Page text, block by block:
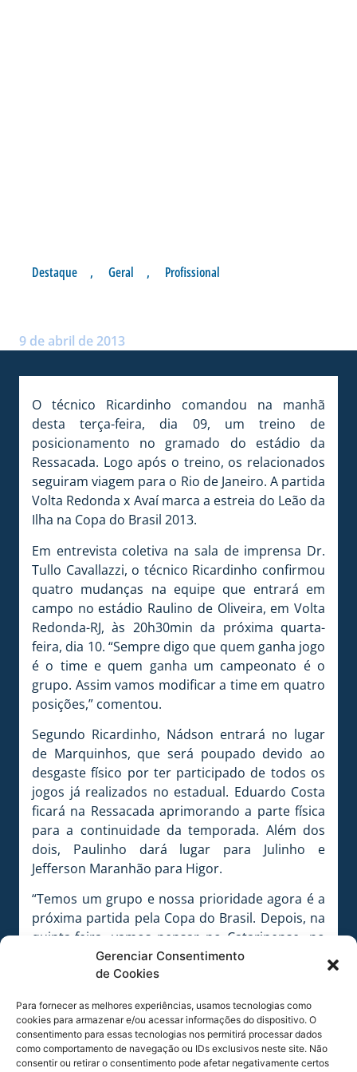
Gerenciar Consentimento
de Cookies
Para fornecer as melhores experiências, usamos tecnologias como
cookies para armazenar e/ou acessar informações do dispositivo. O
consentimento para essas tecnologias nos permitirá processar dados
como comportamento de navegação ou IDs exclusivos neste site. Não
consentir ou retirar o consentimento pode afetar negativamente certos
Destaque , Geral , Profissional
9 de abril de 2013
O técnico Ricardinho comandou na manhã
desta terça-feira, dia 09, um treino de
posicionamento no gramado do estádio da
Ressacada. Logo após o treino, os relacionados
seguiram viagem para o Rio de Janeiro. A partida
Volta Redonda x Avaí marca a estreia do Leão da
Ilha na Copa do Brasil 2013.
Em entrevista coletiva na sala de imprensa Dr.
Tullo Cavallazzi, o técnico Ricardinho confirmou
quatro mudanças na equipe que entrará em
campo no estádio Raulino de Oliveira, em Volta
Redonda-RJ, às 20h30min da próxima quarta-
feira, dia 10. “Sempre digo que quem ganha jogo
é o time e quem ganha um campeonato é o
grupo. Assim vamos modificar a time em quatro
posições,” comentou.
Segundo Ricardinho, Nádson entrará no lugar
de Marquinhos, que será poupado devido ao
desgaste físico por ter participado de todos os
jogos já realizados no estadual. Eduardo Costa
ficará na Ressacada aprimorando a parte física
para a continuidade da temporada. Além dos
dois, Paulinho dará lugar para Julinho e
Jefferson Maranhão para Higor.
“Temos um grupo e nossa prioridade agora é a
próxima partida pela Copa do Brasil. Depois, na
quinta-feira, vamos pensar no Catarinense, no
jogo de domingo” finalizou Ricardinho.
que marca a estreia do Avaí na Copa do Brasil
2013 seguiram para o Aeroporto Internacional
Hercílio Luz. O voo com a delegação deixou
Florianópolis às 12h10min.